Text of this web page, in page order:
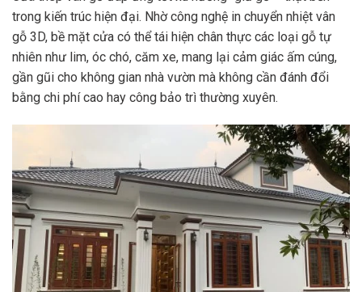
trong kiến trúc hiện đại. Nhờ công nghệ in chuyển nhiệt vân
gỗ 3D, bề mặt cửa có thể tái hiện chân thực các loại gỗ tự
nhiên như lim, óc chó, căm xe, mang lại cảm giác ấm cúng,
gần gũi cho không gian nhà vườn mà không cần đánh đổi
bằng chi phí cao hay công bảo trì thường xuyên.